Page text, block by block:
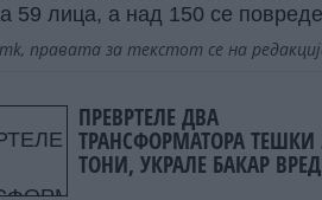
59 лица, а над 150 се
правата за текстот се на
ПРЕВРТЕЛЕ ДВА
ТРАНСФОРМАТОРА ТЕШКИ
ТОНИ, УКРАЛЕ БАКАР
5 МИЛИОНИ ЕВРА